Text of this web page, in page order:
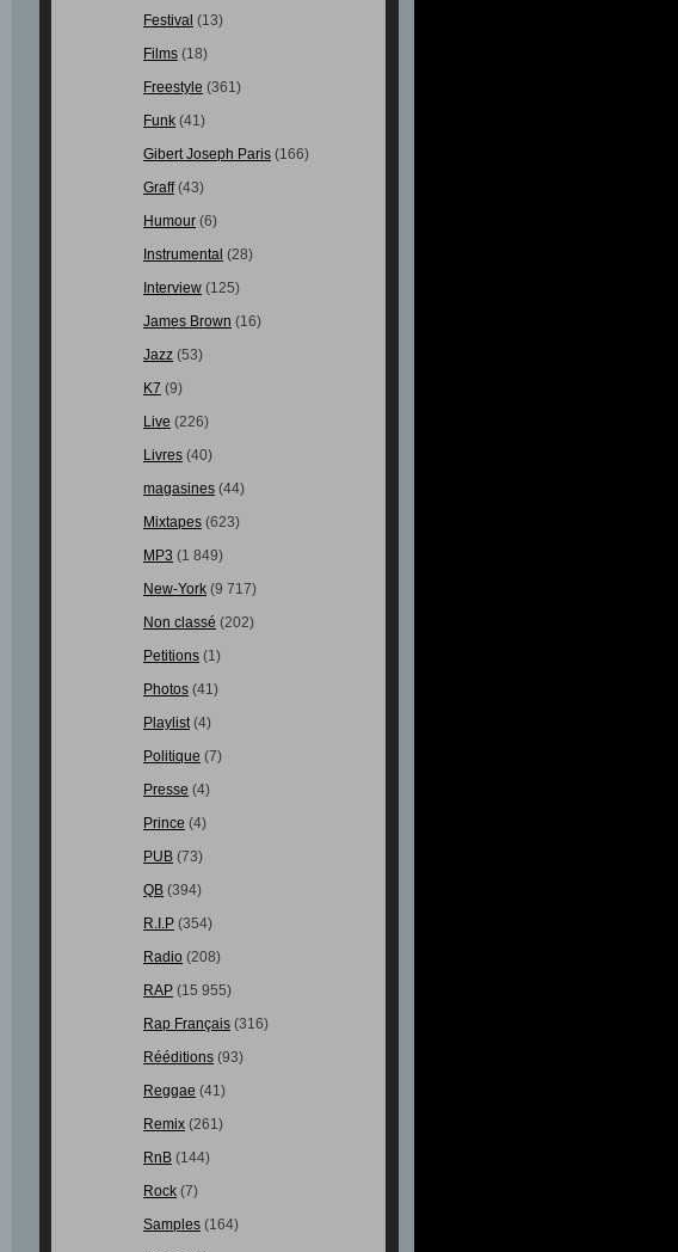
Festival (13)
Films (18)
Freestyle (361)
Funk (41)
Gibert Joseph Paris (166)
Graff(43)
Humour (6)
Instrumental (28)
Interview (125)
James Brown (16)
Jazz (53)
K7 (9)
Live (226)
Livres (40)
magasines (44)
Mixtapes (623)
MP3 (1 849)
New-York (9 717)
Non classé (202)
Petitions (1)
Photos (41)
Playlist(4)
Politique (7)
Presse (4)
Prince (4)
PUB (73)
QB (394)
R.I.P (354)
Radio (208)
RAP (15 955)
Rap Français (316)
Rééditions (93)
Reggae (41)
Remix (261)
RnB (144)
Rock (7)
Samples (164)